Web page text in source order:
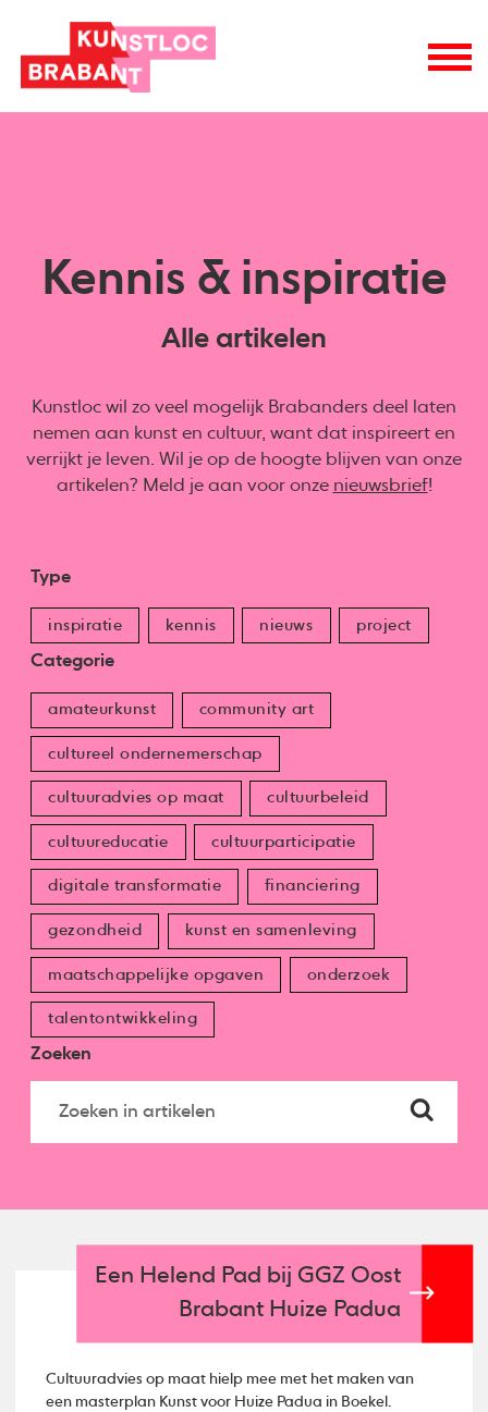
Kennis & inspiratie
Alle artikelen
Kunstloc wil zo veel mogelijk Brabanders deel laten
nemen aan kunst en cultuur, want dat inspireert en
verrijkt je leven. Wil je op de hoogte blijven van onze
artikelen? Meld je aan voor onze nieuwsbrief!
Type
inspiratie kennis nieuws project
Categorie
amateurkunst community art
cultureel ondernemerschap
cultuuradvies op maat cultuurbeleid
cultuureducatie cultuurparticipatie
digitale transformatie financiering
gezondheid kunst en samenleving
maatschappelijke opgaven onderzoek
talentontwikkeling
Zoeken
Een Helend Pad bij GGZ Oost
Brabant Huize Padua
Cultuuradvies op maat hielp mee met het maken van
een masterplan Kunst voor Huize Padua in Boekel.